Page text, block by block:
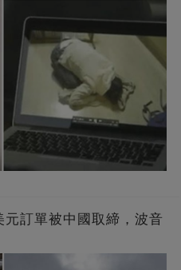
訂單被中國取締，波音